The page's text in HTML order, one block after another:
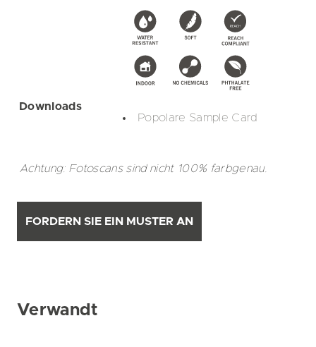
Downloads
Popolare Sample Card
Achtung: Fotoscans sind nicht 100% farbgenau.
FORDERN SIE EIN MUSTER AN
Verwandt